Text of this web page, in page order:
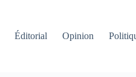
Éditorial Opinion